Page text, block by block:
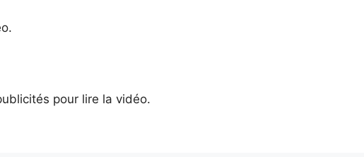
pour lire la vidéo.